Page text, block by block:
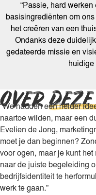
“Passie, hard
basisingrediënten om
het creëren van een
Ondanks deze
gedateerde missie en
OVER
“We hadden een helder
naartoe wilden, maar een
Evelien de Jong,
moet je dan beginnen?
voor ogen, maar je kunt
naar de juiste begeleiding
bedrijfsidentiteit te
werk te gaan.”